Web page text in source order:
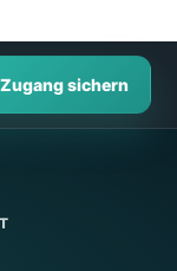
sichern